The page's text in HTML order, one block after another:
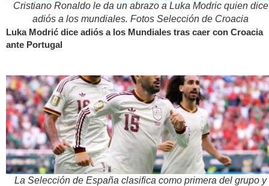
Cristiano Ronaldo le da un abrazo a Luka Modric quien dice
adiós a los mundiales. Fotos Selección de Croacia
Luka Modrić dice adiós a los Mundiales tras caer con Croacia
ante Portugal
La Selección de España clasifica como primera del grupo y